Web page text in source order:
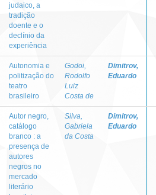
judaico, a
tradição
doente e o
declínio da
experiência
Autonomia e
politização do
teatro
brasileiro
Godoi,
Rodolfo
Luiz
Costa de
Dimitrov,
Eduardo
Autor negro,
catálogo
branco : a
presença de
autores
negros no
mercado
literário
Silva,
Gabriela
da Costa
Dimitrov,
Eduardo